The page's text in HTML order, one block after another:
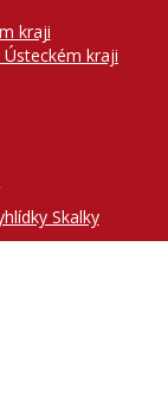
kraji
kraji
Skalky